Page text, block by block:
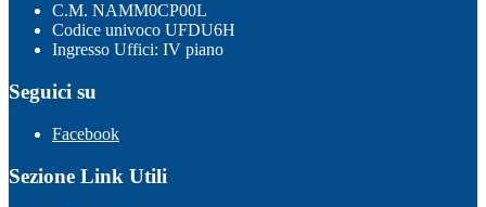
C.M. NAMM0CP00L
Codice univoco UFDU6H
Ingresso Uffici: IV piano
Seguici su
Facebook
Sezione Link Utili